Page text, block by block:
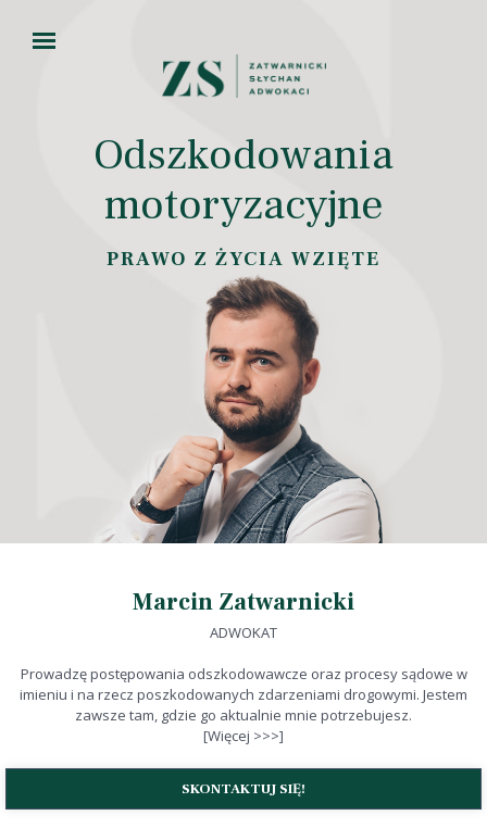
Odszkodowania
motoryzacyjne
PRAWO Z ŻYCIA WZIĘTE
Marcin Zatwarnicki
ADWOKAT
Prowadzę postępowania odszkodowawcze oraz procesy sądowe w
imieniu i na rzecz poszkodowanych zdarzeniami drogowymi. Jestem
zawsze tam, gdzie go aktualnie mnie potrzebujesz.
[Więcej >>>]
SKONTAKTUJ SIĘ!